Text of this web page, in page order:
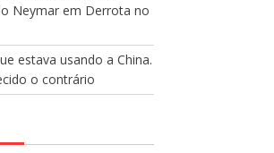
Neymar em Derrota no
estava usando a China.
o contrário